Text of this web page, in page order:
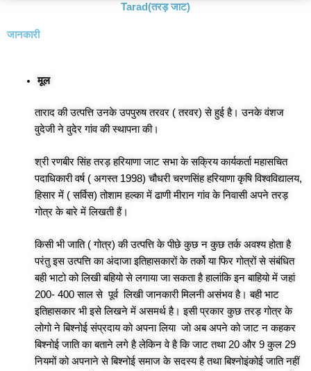
Tarad(तरड़ जाट)
जानकारी
मूल
ताराद की उत्पत्ति उनके उपपुरुष तरवर ( तरवर) से हुई है। उनके वंशज
वुदेजी ने वुदेर गांव की स्थापना की।
श्री रणबीर सिंह तरड़ हरियाणा जाट सभा के सक्रिय कार्यकर्ता महासचित
पदाधिकारी वर्ष ( अगस्त 1998) चौधरी चरणसिंह हरियाणा कृषि विश्वविद्यालय,
हिसार में ( सर्विस) तोशाम हल्का में ढाणी मीरान गांव के निवासी अपने तरड़
गोत्र के बारे में लिखती हैं।
किसी भी जाति ( गोत्र) की उत्पत्ति के पीछे कुछ न कुछ तर्क अवश्य होता है
परंतु इस उत्पत्ति का अंदाजा इतिहासकारों के तर्को या फिर गोत्रों से संबंधित
बही भाटो को लिखी बहियो से लगाया जा सकता है हालांकि इन बाहियो में जहां
200- 400 साल से पूर्व लिखी जानकारी मिलनी असंभव है। बही भाट
इतिहासकार भी इसे लिखने में असमर्थ है। इसी प्रकार कुछ तरड़ गोत्र के
लोगो ने बिश्नोई संप्रदाय को अपना लिया जो अब अपने को जाट न कहकर
बिश्नोई जाति का बताने लगे है लेकिन वे है कि जाट तथा 20 और 9 कुल 29
नियमों को अपनाने से बिश्नोई समाज के सदस्य है तथा बिश्नोइंकोई जाति नहीं